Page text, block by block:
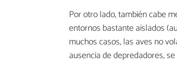
Por otro lado, también cabe
entornos bastante aislados
muchos casos, las aves no
ausencia de depredadores,